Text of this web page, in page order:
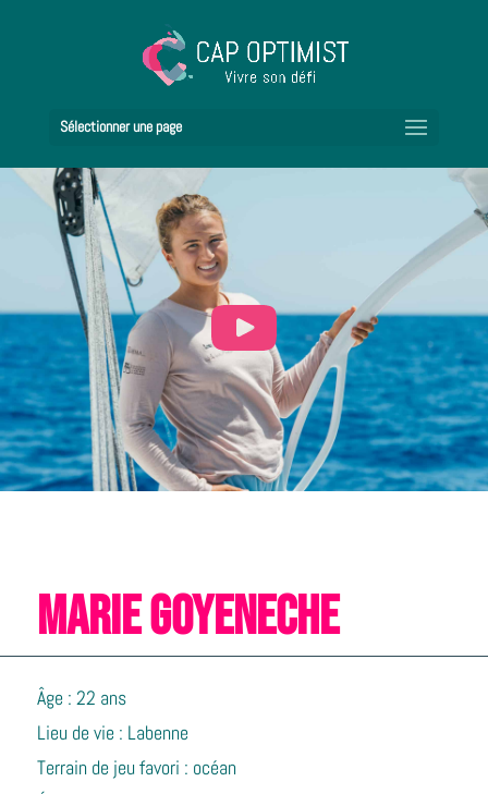
Sélectionner une page
MARIE GOYENECHE
Âge : 22 ans
Lieu de vie : Labenne
Terrain de jeu favori : océan